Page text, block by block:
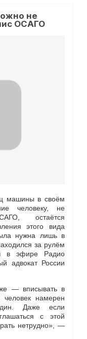
не
ОСАГО
машины в своём
человеку, не
остаётся
этого вида
нужна лишь в
за рулём
в эфире Радио
адвокат России
— вписывать в
намерен
Даже если
с этой
нетрудно», —